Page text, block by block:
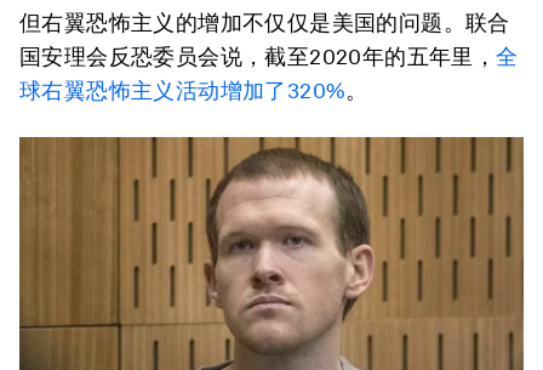
但右翼恐怖主义的增加不仅仅是美国的问题。联合
国安理会反恐委员会说，截至2020年的五年里，全
球右翼恐怖主义活动增加了320%。